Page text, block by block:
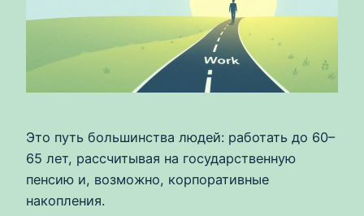
Это путь большинства людей: работать до 60–
65 лет, рассчитывая на государственную
пенсию и, возможно, корпоративные
накопления.